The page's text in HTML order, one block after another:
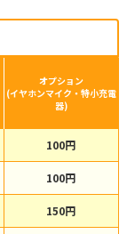
オプション
(イヤホンマイク・特小充電
器)
100円
100円
150円